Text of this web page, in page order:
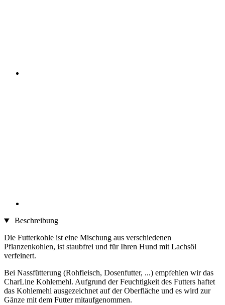
Beschreibung
Die Futterkohle ist eine Mischung aus verschiedenen
Pflanzenkohlen, ist staubfrei und für Ihren Hund mit Lachsöl
verfeinert.
Bei Nassfütterung (Rohfleisch, Dosenfutter, ...) empfehlen wir das
CharLine Kohlemehl. Aufgrund der Feuchtigkeit des Futters haftet
das Kohlemehl ausgezeichnet auf der Oberfläche und es wird zur
Gänze mit dem Futter mitaufgenommen.